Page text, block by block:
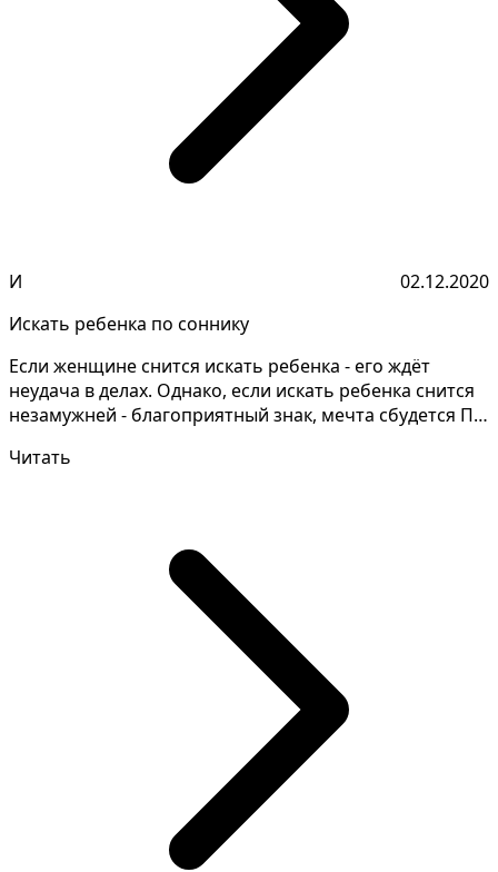
И
02.12.2020
Искать ребенка по соннику
Если женщине снится искать ребенка - его ждёт
неудача в делах. Однако, если искать ребенка снится
незамужней - благоприятный знак, мечта сбудется По
Читать